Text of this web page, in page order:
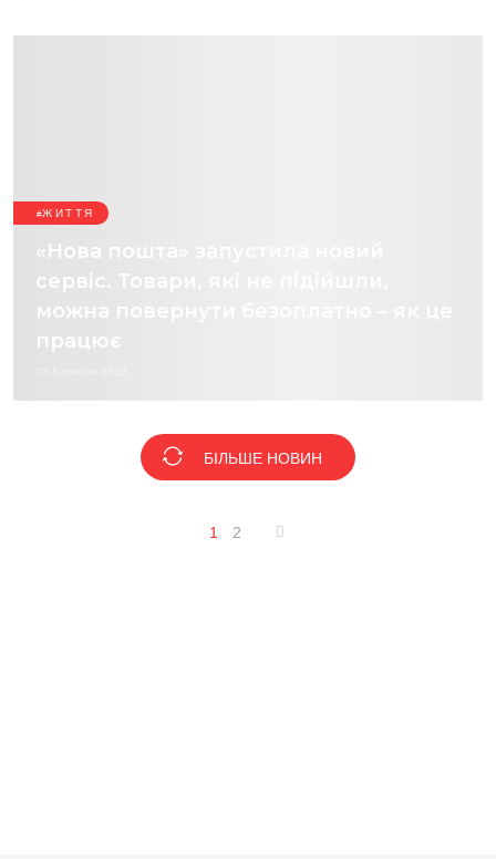
ЖИТТЯ
«Нова пошта» запустила новий
сервіс. Товари, які не підійшли,
можна повернути безоплатно – як це
працює
БІЛЬШЕ НОВИН
1 2